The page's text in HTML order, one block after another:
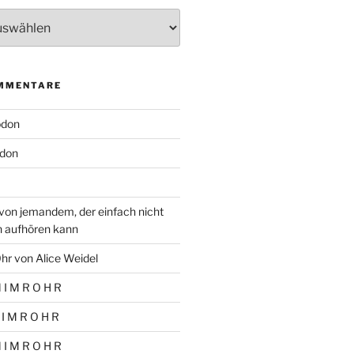
jemandem, der einfach nicht
aufhören kann
von Alice Weidel
I M R O H R
M R O H R
I M R O H R